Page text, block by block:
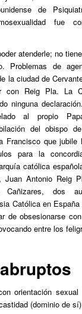
de
fue
atenderle; no
Problemas de
la ciudad de
con Reig Pla. La
ninguna
al propio
del obispo
Francisco que
para la
católica
Juan Antonio Reig
Cañizares, dos
Católica en
de obsesionarse
entre los
orientación
(dominio de